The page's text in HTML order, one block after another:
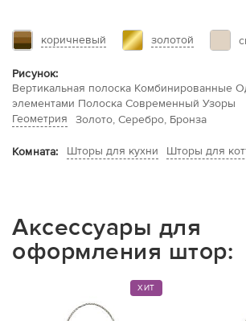
коричневый золотой
Рисунок:
Вертикальная полоска Комбинированные
элементами Полоска Современный Узоры
Геометрия
Золото, Серебро, Бронза
Комната: Шторы для кухни Шторы для
Аксессуары для
оформления штор:
ХИТ